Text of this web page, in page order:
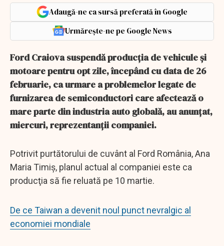
Adaugă-ne ca sursă preferată în Google
Urmărește-ne pe Google News
Ford Craiova suspendă producţia de vehicule şi
motoare pentru opt zile, începând cu data de 26
februarie, ca urmare a problemelor legate de
furnizarea de semiconductori care afectează o
mare parte din industria auto globală, au anunţat,
miercuri, reprezentanţii companiei.
Potrivit purtătorului de cuvânt al Ford România, Ana
Maria Timiş, planul actual al companiei este ca
producţia să fie reluată pe 10 martie.
De ce Taiwan a devenit noul punct nevralgic al
economiei mondiale